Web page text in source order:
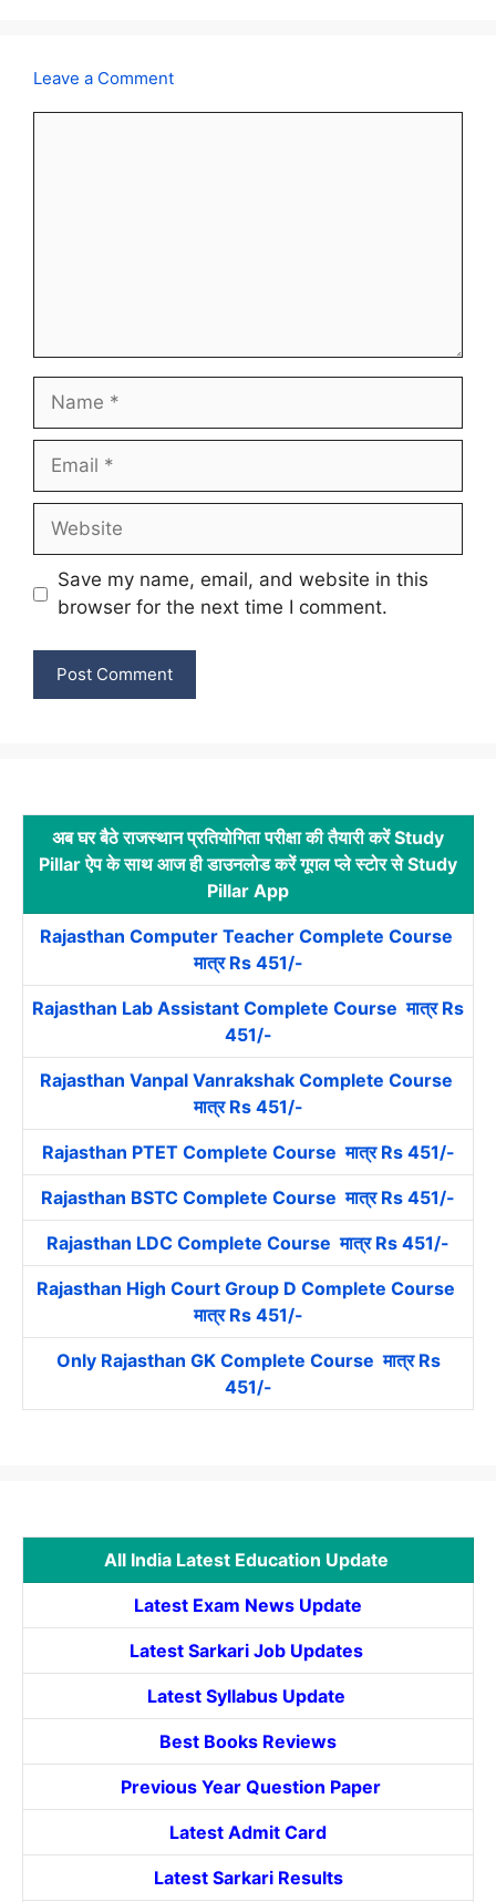
Leave a Comment
Name
Email
Website
Save my name, email, and website in this
browser for the next time I comment.
अब घर बैठे राजस्थान प्रतियोगिता परीक्षा की तैयारी करें Study
Pillar ऐप के साथ आज ही डाउनलोड करें गूगल प्ले स्टोर से Study
Pillar App
Rajasthan Computer Teacher Complete Course
मात्र Rs 451/-
Rajasthan Lab Assistant Complete Course मात्र Rs
451/-
Rajasthan Vanpal Vanrakshak Complete Course
मात्र Rs 451/-
Rajasthan PTET Complete Course मात्र Rs 451/-
Rajasthan BSTC Complete Course मात्र Rs 451/-
Rajasthan LDC Complete Course मात्र Rs 451/-
Rajasthan High Court Group D Complete Course
मात्र Rs 451/-
Only Rajasthan GK Complete Course मात्र Rs
451/-
All India Latest Education Update
Latest Exam News Update
Latest Sarkari Job Updates
Latest Syllabus Update
Best Books Reviews
Previous Year Question Paper
Latest Admit Card
Latest Sarkari Results